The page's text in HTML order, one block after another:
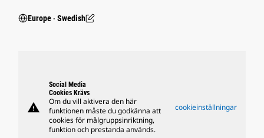
Europe ‧ Swedish
warning
Social Media
Cookies Krävs
Om du vill aktivera den här
funktionen måste du godkänna att
cookies för målgruppsinriktning,
funktion och prestanda används.
cookieinställningar